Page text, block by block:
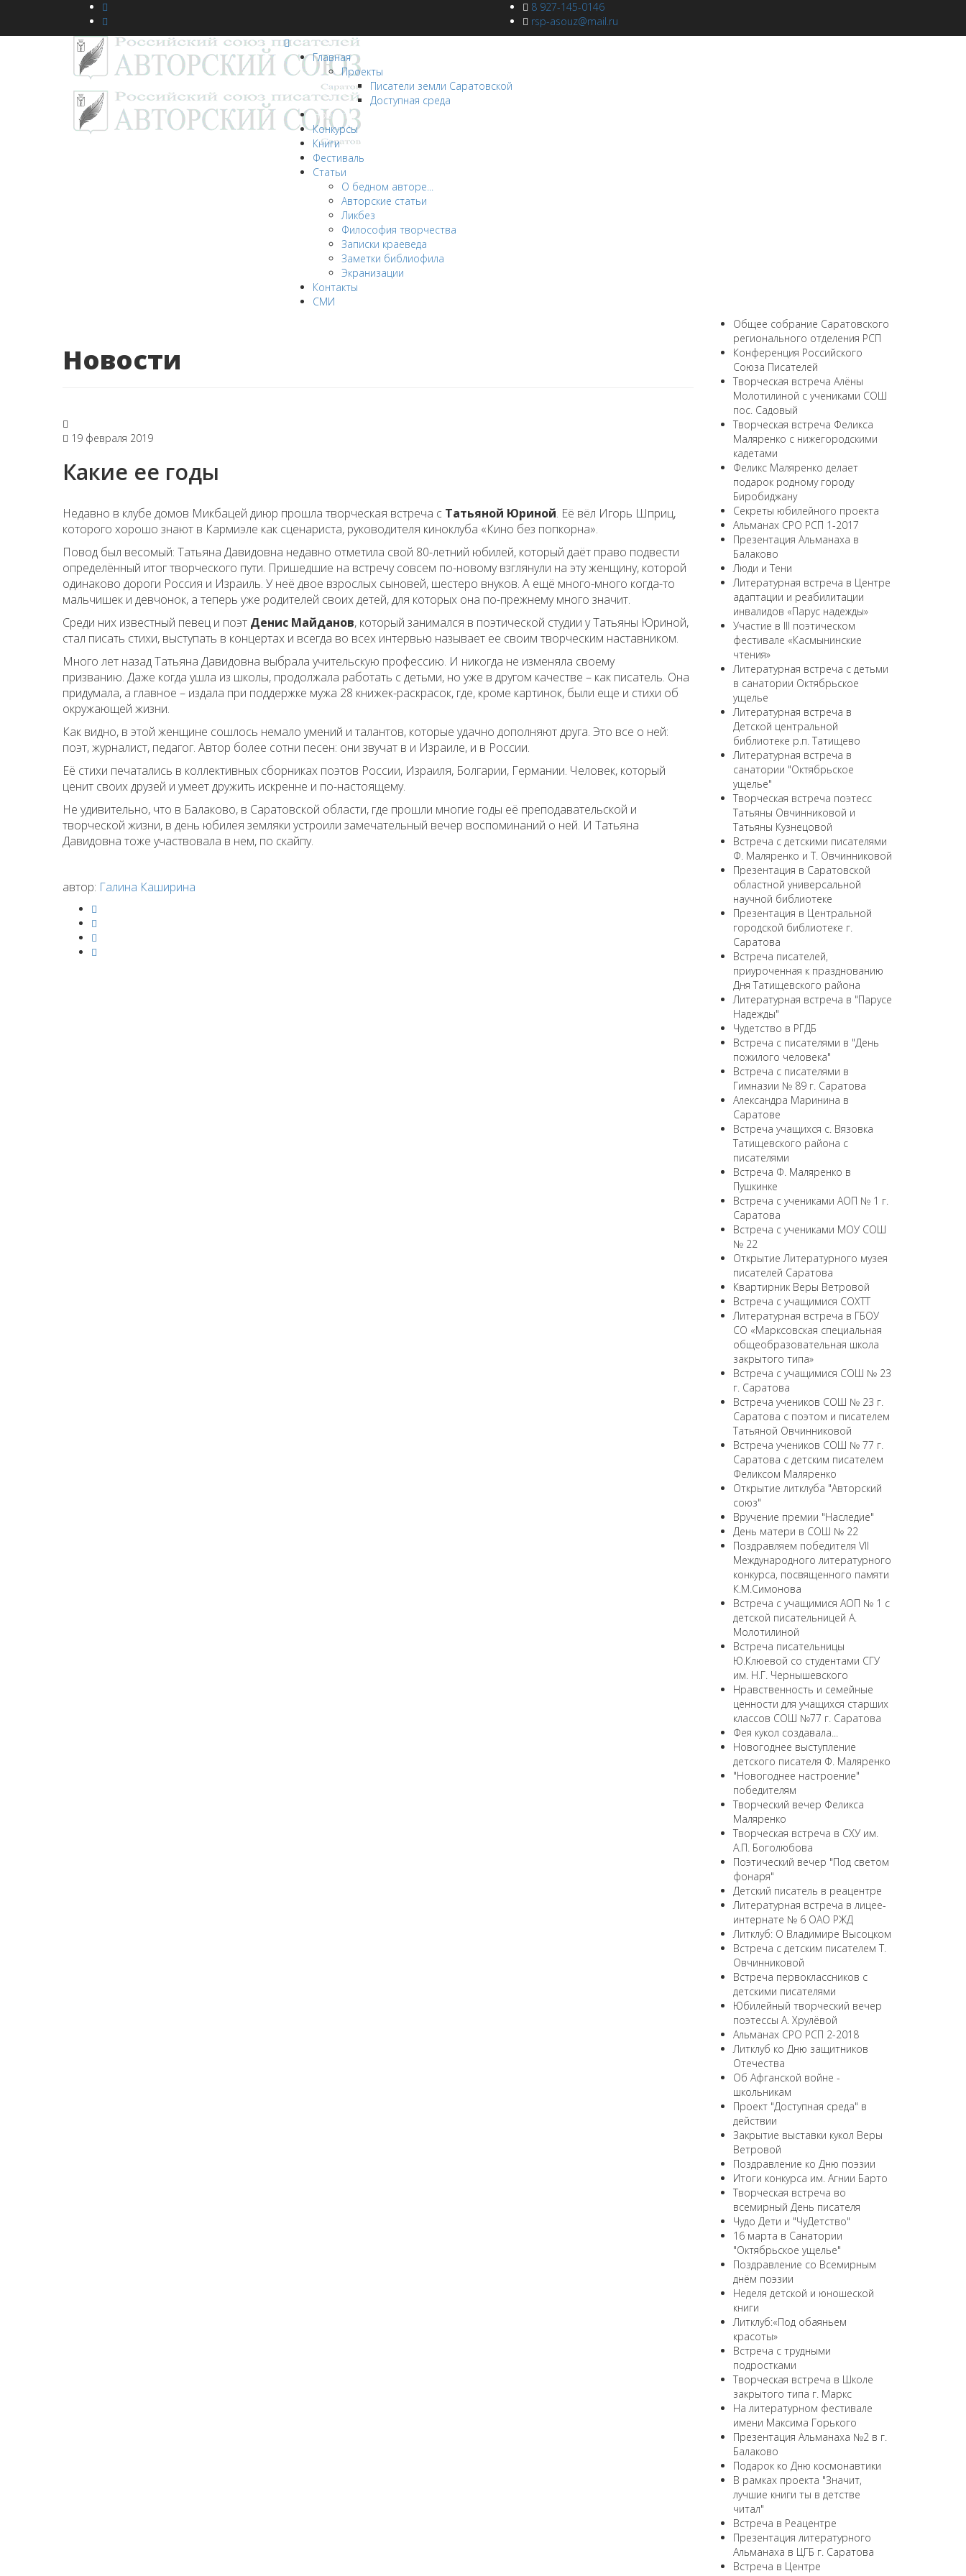
8 927-145-0146
rsp-asouz@mail.ru
Главная
Проекты
Писатели земли Саратовской
Доступная среда
Новости
Конкурсы
Книги
Фестиваль
Статьи
О бедном авторе...
Авторские статьи
Ликбез
Философия творчества
Записки краеведа
Заметки библиофила
Экранизации
Контакты
СМИ
Новости
19 февраля 2019
Какие ее годы
Недавно в клубе домов Микбацей диюр прошла творческая встреча с Татьяной Юриной. Её вёл Игорь Шприц,
которого хорошо знают в Кармиэле как сценариста, руководителя киноклуба «Кино без попкорна».
Повод был весомый: Татьяна Давидовна недавно отметила свой 80-летний юбилей, который даёт право подвести
определённый итог творческого пути. Пришедшие на встречу совсем по-новому взглянули на эту женщину, которой
одинаково дороги Россия и Израиль. У неё двое взрослых сыновей, шестеро внуков. А ещё много-много когда-то
мальчишек и девчонок, а теперь уже родителей своих детей, для которых она по-прежнему много значит.
Среди них известный певец и поэт Денис Майданов, который занимался в поэтической студии у Татьяны Юриной,
стал писать стихи, выступать в концертах и всегда во всех интервью называет ее своим творческим наставником.
Много лет назад Татьяна Давидовна выбрала учительскую профессию. И никогда не изменяла своему
призванию. Даже когда ушла из школы, продолжала работать с детьми, но уже в другом качестве – как писатель. Она
придумала, а главное – издала при поддержке мужа 28 книжек-раскрасок, где, кроме картинок, были еще и стихи об
окружающей жизни.
Как видно, в этой женщине сошлось немало умений и талантов, которые удачно дополняют друга. Это все о ней:
поэт, журналист, педагог. Автор более сотни песен: они звучат в и Израиле, и в России.
Её стихи печатались в коллективных сборниках поэтов России, Израиля, Болгарии, Германии. Человек, который
ценит своих друзей и умеет дружить искренне и по-настоящему.
Не удивительно, что в Балаково, в Саратовской области, где прошли многие годы её преподавательской и
творческой жизни, в день юбилея земляки устроили замечательный вечер воспоминаний о ней. И Татьяна
Давидовна тоже участвовала в нем, по скайпу.
автор: Галина Каширина
Общее собрание Саратовского
регионального отделения РСП
Конференция Российского
Союза Писателей
Творческая встреча Алёны
Молотилиной с учениками СОШ
пос. Садовый
Творческая встреча Феликса
Маляренко с нижегородскими
кадетами
Феликс Маляренко делает
подарок родному городу
Биробиджану
Секреты юбилейного проекта
Альманах СРО РСП 1-2017
Презентация Альманаха в
Балаково
Люди и Тени
Литературная встреча в Центре
адаптации и реабилитации
инвалидов «Парус надежды»
Участие в III поэтическом
фестивале «Касмынинские
чтения»
Литературная встреча с детьми
в санатории Октябрьское
ущелье
Литературная встреча в
Детской центральной
библиотеке р.п. Татищево
Литературная встреча в
санатории "Октябрьское
ущелье"
Творческая встреча поэтесс
Татьяны Овчинниковой и
Татьяны Кузнецовой
Встреча с детскими писателями
Ф. Маляренко и Т. Овчинниковой
Презентация в Саратовской
областной универсальной
научной библиотеке
Презентация в Центральной
городской библиотеке г.
Саратова
Встреча писателей,
приуроченная к празднованию
Дня Татищевского района
Литературная встреча в "Парусе
Надежды"
Чудетство в РГДБ
Встреча с писателями в "День
пожилого человека"
Встреча с писателями в
Гимназии № 89 г. Саратова
Александра Маринина в
Саратове
Встреча учащихся с. Вязовка
Татищевского района с
писателями
Встреча Ф. Маляренко в
Пушкинке
Встреча с учениками АОП № 1 г.
Саратова
Встреча с учениками МОУ СОШ
№ 22
Открытие Литературного музея
писателей Саратова
Квартирник Веры Ветровой
Встреча с учащимися СОХТТ
Литературная встреча в ГБОУ
СО «Марксовская специальная
общеобразовательная школа
закрытого типа»
Встреча с учащимися СОШ № 23
г. Саратова
Встреча учеников СОШ № 23 г.
Саратова с поэтом и писателем
Татьяной Овчинниковой
Встреча учеников СОШ № 77 г.
Саратова с детским писателем
Феликсом Маляренко
Открытие литклуба "Авторский
союз"
Вручение премии "Наследие"
День матери в СОШ № 22
Поздравляем победителя VII
Международного литературного
конкурса, посвященного памяти
К.М.Симонова
Встреча с учащимися АОП № 1 с
детской писательницей А.
Молотилиной
Встреча писательницы
Ю.Клюевой со студентами СГУ
им. Н.Г. Чернышевского
Нравственность и семейные
ценности для учащихся старших
классов СОШ №77 г. Саратова
Фея кукол создавала...
Новогоднее выступление
детского писателя Ф. Маляренко
"Новогоднее настроение"
победителям
Творческий вечер Феликса
Маляренко
Творческая встреча в СХУ им.
А.П. Боголюбова
Поэтический вечер "Под светом
фонаря"
Детский писатель в реацентре
Литературная встреча в лицее-
интернате № 6 ОАО РЖД
Литклуб: О Владимире Высоцком
Встреча с детским писателем Т.
Овчинниковой
Встреча первоклассников с
детскими писателями
Юбилейный творческий вечер
поэтессы А. Хрулёвой
Альманах СРО РСП 2-2018
Литклуб ко Дню защитников
Отечества
Об Афганской войне -
школьникам
Проект "Доступная среда" в
действии
Закрытие выставки кукол Веры
Ветровой
Поздравление ко Дню поэзии
Итоги конкурса им. Агнии Барто
Творческая встреча во
всемирный День писателя
Чудо Дети и "ЧуДетство"
16 марта в Санатории
"Октябрьское ущелье"
Поздравление со Всемирным
днём поэзии
Неделя детской и юношеской
книги
Литклуб:«Под обаяньем
красоты»
Встреча с трудными
подростками
Творческая встреча в Школе
закрытого типа г. Маркс
На литературном фестивале
имени Максима Горького
Презентация Альманаха №2 в г.
Балаково
Подарок ко Дню космонавтики
В рамках проекта "Значит,
лучшие книги ты в детстве
читал"
Встреча в Реацентре
Презентация литературного
Альманаха в ЦГБ г. Саратова
Встреча в Центре